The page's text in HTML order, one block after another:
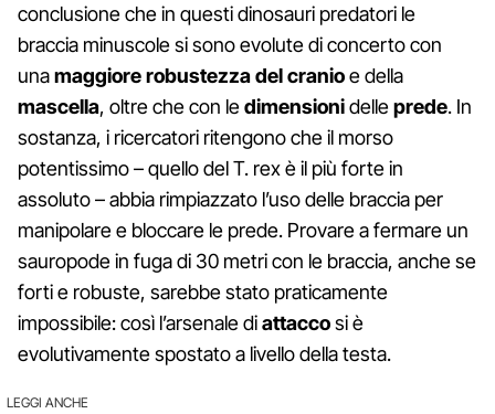
conclusione che in questi dinosauri predatori le
braccia minuscole si sono evolute di concerto con
unamaggiore robustezza del cranioe della
mascella, oltre che con ledimensionidelleprede. In
sostanza, i ricercatori ritengono che il morso
potentissimo – quello del T. rex è il più forte in
assoluto – abbia rimpiazzato l’uso delle braccia per
manipolare e bloccare le prede. Provare a fermare un
sauropode in fuga di 30 metri con le braccia, anche se
forti e robuste, sarebbe stato praticamente
impossibile: così l’arsenale diattaccosi è
evolutivamente spostato a livello della testa.
LEGGI ANCHE